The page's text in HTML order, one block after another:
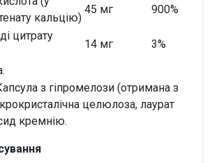
кальцію)
45 мг
900%
цитрату
14 мг
3%
з гіпромелози (отримана з
целюлоза, лаурат
кремнію.